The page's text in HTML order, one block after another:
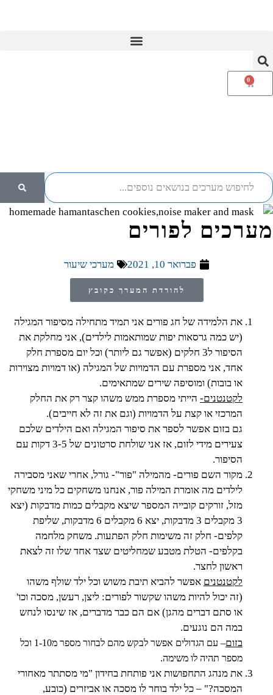
0
מערכים לפורים
פברואר 10, 2021 מערכי שיעור
להורדת המערך כקובץ
את הלמידה של חג פורים אני תמיד מתחילה מסיפור המגילה
(יש כמה גרסאות יפות שמותאמות לילדים), אני מחלקת את
הסיפור ל3 חלקים (אפשר גם ליותר) וכל יום מספרת חלק
אחד, אני מספרת עם הדמויות של המגילה (או דמויות מצוירות
או בובות) ומוסיפה שירים שמתאימים.
לקטנטנים- הייתי מספרת ממש משהו קצר רק את החלק
המרכזי או קצת על הדמויות (וגם את זה לא חייבים).
גם בזום אפשר לספר את סיפור המגילה ואם הילדים שלכם
צעירים מידי לזום, אז אני שולחת סרטונים של 3-5 דקות עם
הסיפור.
מקור השם פורים- מהמילה "פור"- גורל, אחרי שאני מסבירה
לילדים מה אומרת המילה פור, אנחנו משחקים כל מיני משחקי
מזל, זורקים קובייה המספר שיצא מקבלים כמות מדבקות (יצא
3 מקבלים 3 מדבקות, יצא 6 מקבלים 6 מדבקות, שליפת
קלפים- חלק זה משימות חלק הפתעות. משחק מלחמה
בקלפים- הטלת מטבע שמחליטים שצד אחד שלו זה לצאת
ראשון לחצר.
לקטנטנים אפשר להביא תיבת משוש וכל ילד שולף משהו
(זה יכול להיות משהו שקשור לפורים: ליצן, רעשן, מסכה וכו'
או סתם דברים מהגן) אם הם כבר מדברים, אז שינסו לנחש
במה הם נוגעים.
בזום
– עם הגדולים אפשר לבקש מהם לבחור מספר מ1-10 וכל
מספר תהיה לו משימה.
את מנהג התחפושות אני פותחת בחידון "מי מסתתר מאחורי
המסכה?" – כל ילד בוחר לו מסכה או אביזרים (כובע,